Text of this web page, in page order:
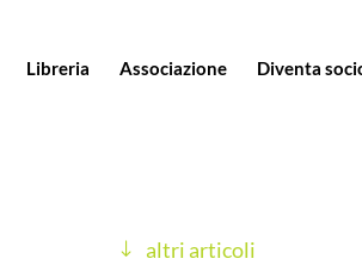
Libreria Associazione Diventa
altri articoli